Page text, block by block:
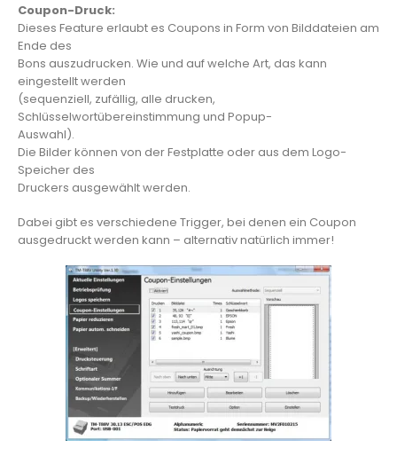
Coupon-Druck:
Dieses Feature erlaubt es Coupons in Form von Bilddateien am
Ende des
Bons auszudrucken. Wie und auf welche Art, das kann
eingestellt werden
(sequenziell, zufällig, alle drucken,
Schlüsselwortübereinstimmung und Popup-
Auswahl).
Die Bilder können von der Festplatte oder aus dem Logo-
Speicher des
Druckers ausgewählt werden.
Dabei gibt es verschiedene Trigger, bei denen ein Coupon
ausgedruckt werden kann – alternativ natürlich immer!